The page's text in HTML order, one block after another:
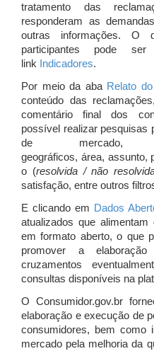
tratamento das
responderam as
outras informações. O
participantes pode
link Indicadores.
Por meio da aba Relato
conteúdo das
comentário final dos
possível realizar pesquisas
de mercado,
geográficos, área, assunto,
o (resolvida / não
satisfação, entre outros
E clicando em Dados
atualizados que
em formato aberto, o que
promover a
cruzamentos
consultas disponíveis na
O Consumidor.gov.br
elaboração e execução de
consumidores, bem como
mercado pela melhoria da